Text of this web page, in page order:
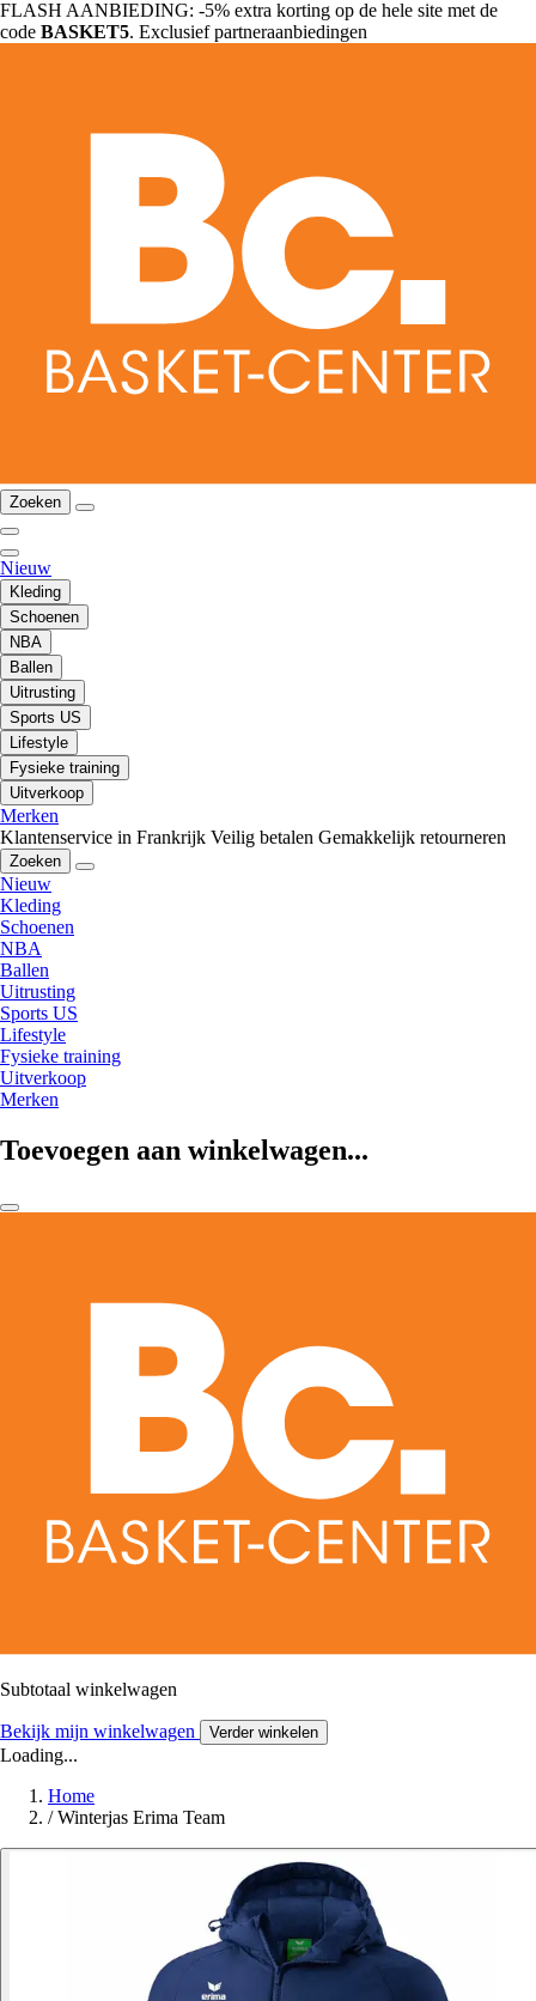
FLASH AANBIEDING: -5% extra korting op de hele site met de
code BASKET5. Exclusief partneraanbiedingen
Zoeken
Nieuw
Kleding
Schoenen
NBA
Ballen
Uitrusting
Sports US
Lifestyle
Fysieke training
Uitverkoop
Merken
Klantenservice in Frankrijk Veilig betalen Gemakkelijk retourneren
Zoeken
Nieuw
Kleding
Schoenen
NBA
Ballen
Uitrusting
Sports US
Lifestyle
Fysieke training
Uitverkoop
Merken
Toevoegen aan winkelwagen...
Subtotaal winkelwagen
Bekijk mijn winkelwagen Verder winkelen
Loading...
Home
/ Winterjas Erima Team